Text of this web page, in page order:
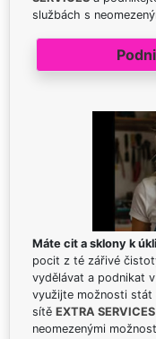
službách s
Máte cit a sklony k
pocit z té zářivé
vydělávat a podnikat
využijte možnosti stát
sítě EXTRA SERVICES
neomezenými